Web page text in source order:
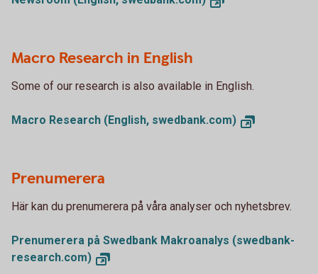
Macro Research in English
Some of our research is also available in English.
Macro Research (English, swedbank.com)
Prenumerera
Här kan du prenumerera på våra analyser och nyhetsbrev.
Prenumerera på Swedbank Makroanalys (swedbank-
research.com)